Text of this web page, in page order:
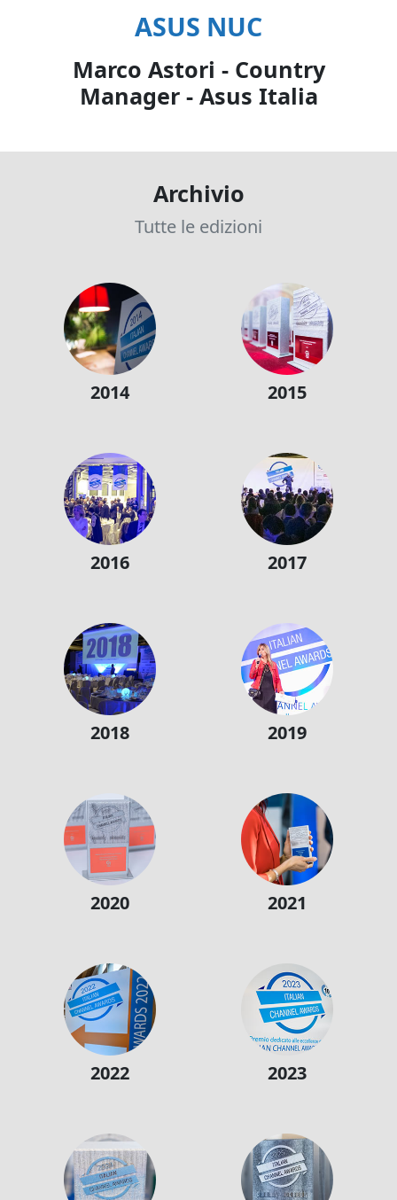
ASUS NUC
Marco Astori - Country
Manager - Asus Italia
Archivio
Tutte le edizioni
2014 2015
2016 2017
2018 2019
2020 2021
2022 2023